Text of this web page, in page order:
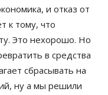
и отказ от
к тому, что
Это нехорошо. Но
в средства
сбрасывать на
ну а мы решили